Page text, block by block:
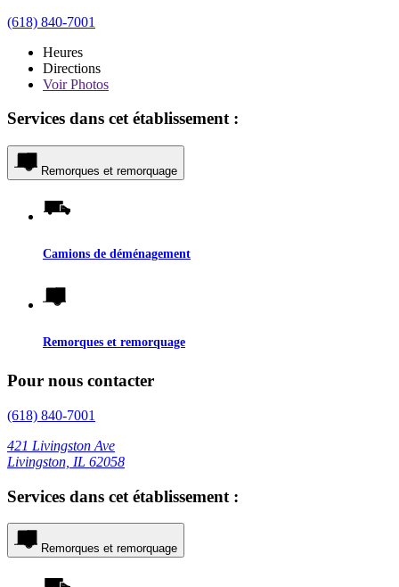
(618) 840-7001
Heures
Directions
VoirPhotos
Services dans cet établissement :
Remorques et remorquage
Camions de déménagement
Remorques et remorquage
Pour nous contacter
(618) 840-7001
421 Livingston Ave
Livingston, IL 62058
Services dans cet établissement :
Remorques et remorquage